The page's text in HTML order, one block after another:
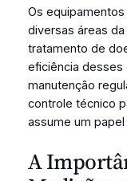
Os
diversas áreas
tratamento de
eficiência desses
manutenção
controle técnico
assume um papel
A